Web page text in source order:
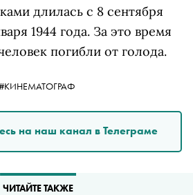
длилась с 8 сентября
1944 года. За это время
погибли от голода.
на наш канал в Телеграме
ЧИТАЙТЕ ТАКЖЕ